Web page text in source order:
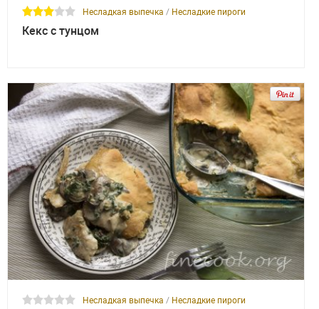
Несладкая выпечка / Несладкие пироги
Кекс с тунцом
Несладкая выпечка / Несладкие пироги